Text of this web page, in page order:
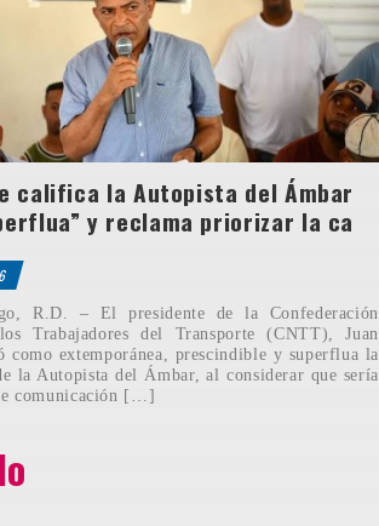
califica la Autopista del Ámbar
y reclama priorizar la ca
R.D. – El presidente de la Confederación
Trabajadores del Transporte (CNTT), Juan
como extemporánea, prescindible y superflua la
la Autopista del Ámbar, al considerar que sería
comunicación […]